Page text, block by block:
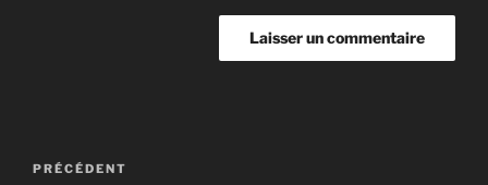
Navigation
Article
PRÉCÉDENT